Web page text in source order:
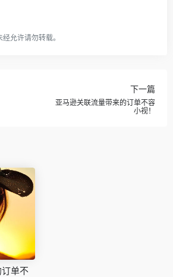
允许请勿转载。
下一篇
亚马逊关联流量带来的订单不容
小视！
单不